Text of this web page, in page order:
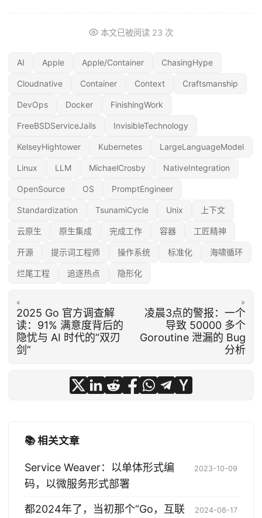
本文已被阅读 23 次
AI Apple Apple/Container ChasingHype
Cloudnative Container Context Craftsmanship
DevOps Docker FinishingWork
FreeBSDServiceJails InvisibleTechnology
KelseyHightower Kubernetes LargeLanguageModel
Linux LLM MichaelCrosby NativeIntegration
OpenSource OS PromptEngineer
Standardization TsunamiCycle Unix 上下文
云原生 原生集成 完成工作 容器 工匠精神
开源 提示词工程师 操作系统 标准化 海啸循环
烂尾工程 追逐热点 隐形化
«
2025 Go 官方调查解
读：91% 满意度背后的
隐忧与 AI 时代的“双刃
剑”
»
凌晨3点的警报：一个
导致 50000 多个
Goroutine 泄漏的 Bug
分析
📚 相关文章
Service Weaver：以单体形式编
码，以微服务形式部署
2023-10-09
都2024年了，当初那个“Go，互联
2024-08-17